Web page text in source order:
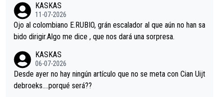
i sin pedalear, luego está el saludo con Evenepoel dándose la
mano de una manera muy fraternal, más allá de los típicos toqu
es en el hombro con que saludaba a Vingegard. Ahí hubo una in
eta, a ver si por querer poner a Del Toro con calzador en posi
ción de podio UAE y Pojacar se van complicar el tour.
KASKAS
11-07-2026
Ojo al colombiano E.RUBIO, grán escalador al que aún no han sa
bido dirigir.Algo me dice , que nos dará una sorpresa.
KASKAS
06-07-2026
Desde ayer no hay ningún artículo que no se meta con Cian Uijt
debroeks….porqué será??